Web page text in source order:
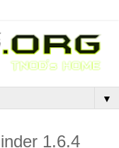
▼
1.6.4